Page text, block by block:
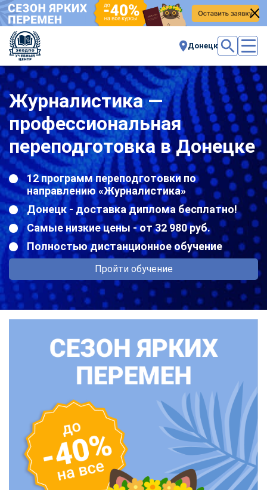
Донецк
Журналистика —
профессиональная
переподготовка в Донецке
12 программ переподготовки по
направлению «Журналистика»
Донецк - доставка диплома бесплатно!
Самые низкие цены - от 32 980 руб.
Полностью дистанционное обучение
Пройти обучение